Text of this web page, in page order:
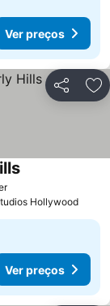
Ver preços
Partilhar
Hollywood
Ver preços